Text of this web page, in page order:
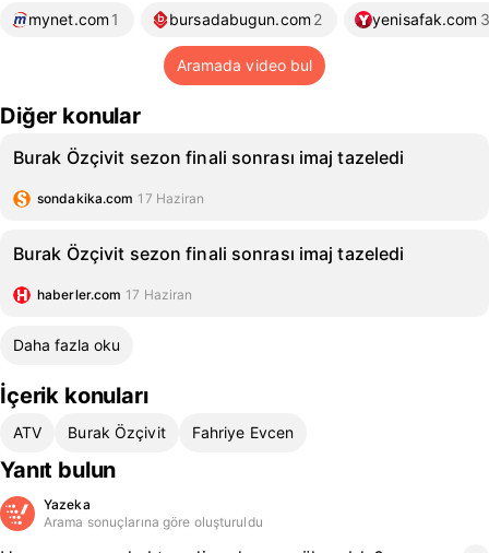
mynet.com 1 bursadabugun.com 2 yenisafak.com 3
Aramada video bul
Diğer konular
Burak Özçivit sezon finali sonrası imaj tazeledi
sondakika.com 17 Haziran
Burak Özçivit sezon finali sonrası imaj tazeledi
haberler.com 17 Haziran
Daha fazla oku
İçerik konuları
ATV Burak Özçivit Fahriye Evcen
Yanıt bulun
Yazeka
Arama sonuçlarına göre oluşturuldu